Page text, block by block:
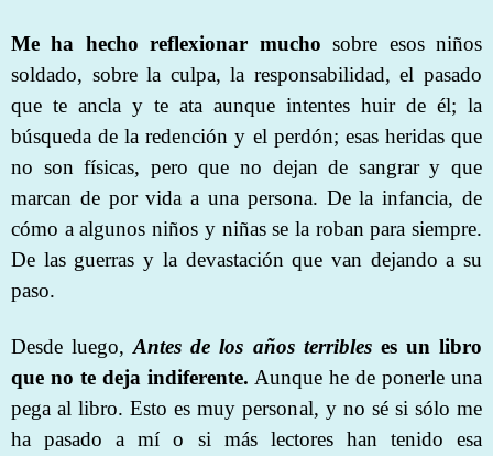
Me ha hecho reflexionar mucho sobre esos niños
soldado, sobre la culpa, la responsabilidad, el pasado
que te ancla y te ata aunque intentes huir de él; la
búsqueda de la redención y el perdón; esas heridas que
no son físicas, pero que no dejan de sangrar y que
marcan de por vida a una persona. De la infancia, de
cómo a algunos niños y niñas se la roban para siempre.
De las guerras y la devastación que van dejando a su
paso.
Desde luego,Antes de los años terribles es un libro
que no te deja indiferente. Aunque he de ponerle una
pega al libro. Esto es muy personal, y no sé si sólo me
ha pasado a mí o si más lectores han tenido esa